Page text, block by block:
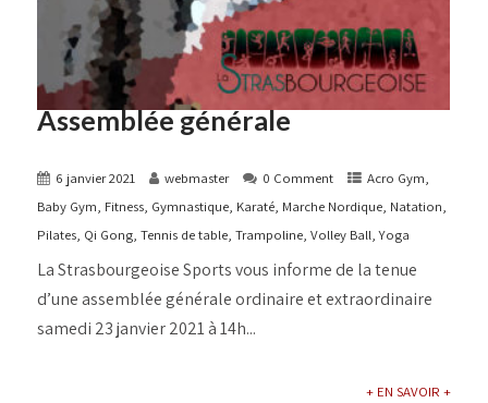
Assemblée générale
6 janvier 2021 webmaster 0 Comment Acro Gym,
Baby Gym, Fitness, Gymnastique, Karaté, Marche Nordique, Natation,
Pilates, Qi Gong,Tennis de table,Trampoline,Volley Ball,Yoga
La Strasbourgeoise Sports vous informe de la tenue
d’une assemblée générale ordinaire et extraordinaire
samedi 23 janvier 2021 à 14h...
+ EN SAVOIR +